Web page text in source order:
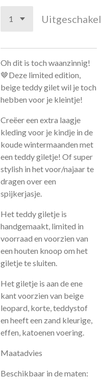
Oh dit is toch waanzinnig!
🤎Deze limited edition,
beige teddy gilet wil je toch
hebben voor je kleintje!
Creëer een extra laagje
kleding voor je kindje in de
koude wintermaanden met
een teddy giletje! Of super
stylish in het voor/najaar te
dragen over een
spijkerjasje.
Het teddy giletje is
handgemaakt, limited in
voorraad en voorzien van
een houten knoop om het
giletje te sluiten.
Het giletje is aan de ene
kant voorzien van beige
leopard, korte, teddystof
en heeft een zand kleurige,
effen, katoenen voering.
Maatadvies
Beschikbaar in de maten: